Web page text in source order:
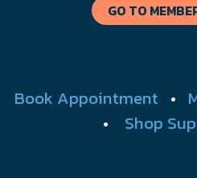
GO TO
Book Appointment •
• Shop